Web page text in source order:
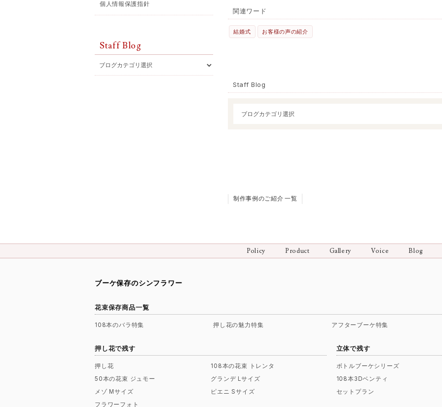
関連ワード
結婚式 お客様の声の紹介
Staff Blog
制作事例のご紹介 一覧
個人情報保護指針
Staff Blog
Policy Product Gallery Voice Blog
ブーケ保存のシンフラワー
花束保存商品一覧
108本のバラ特集 押し花の魅力特集 アフターブーケ特集
押し花で残す
押し花
108本の花束 トレンタ
50本の花束 ジュモー
グランデ Lサイズ
メゾ Mサイズ
ピエニ Sサイズ
フラワーフォト
立体で残す
ボトルブーケシリーズ
108本3Dベンティ
セットプラン